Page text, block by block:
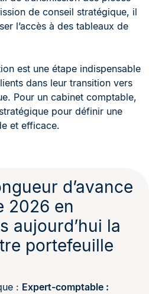
de conseil stratégique, il
l’accès à des tableaux de
est une étape indispensable
dans leur transition vers
Pour un cabinet comptable,
pour définir une
et efficace.
d’avance
2026 en
aujourd’hui la
portefeuille
: Expert-comptable :